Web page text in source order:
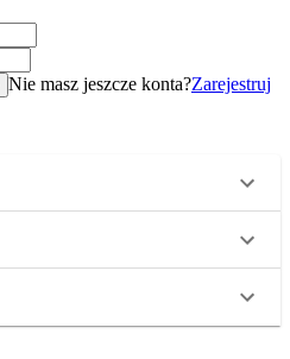
Nie masz jeszcze konta?Zarejestruj